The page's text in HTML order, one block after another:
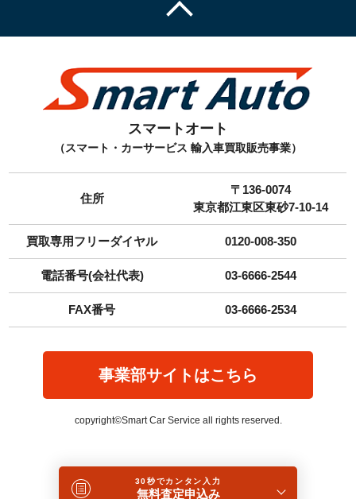
30秒でカンタン入力
無料査定申込み
スマートオート
（スマート・カーサービス 輸入車買取販売事業）
住所
〒136-0074
東京都江東区東砂7-10-14
買取専用フリーダイヤル 0120-008-350
電話番号(会社代表) 03-6666-2544
FAX番号 03-6666-2534
事業部サイトはこちら
copyright©Smart Car Service all rights reserved.